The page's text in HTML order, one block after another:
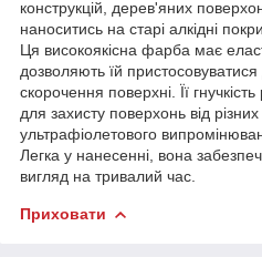
конструкцій, дерев'яних
наноситись на старі алкідні
Ця високоякісна фарба має
дозволяють їй
скорочення поверхні. Її
для захисту поверхонь від
ультрафіолетового
Легка у нанесенні, вона
вигляд на тривалий час.
Приховати